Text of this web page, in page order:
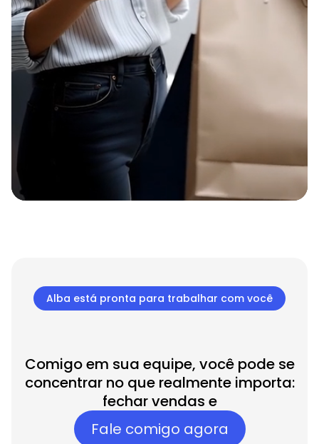
Alba está pronta para trabalhar com você
Comigo em sua equipe, você pode se
concentrar no que realmente importa:
fechar vendas e
Fale comigo agora